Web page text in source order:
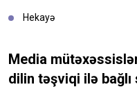
Hekayə
Media
dilin təşviqi ilə